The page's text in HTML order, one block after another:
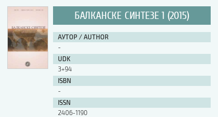
БАЛКАНСКЕ СИНТЕЗЕ 1 (2015)
АУТОР / AUTHOR
-
UDK
3+94
ISBN
-
ISSN
2406-1190